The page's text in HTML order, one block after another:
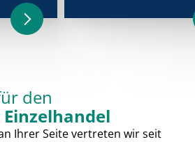
den
Ihrer Seite vertreten wir seit